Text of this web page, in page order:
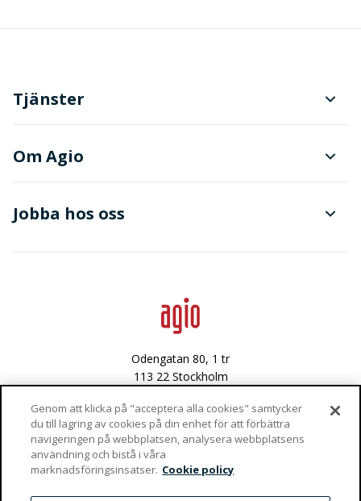
Tjänster
Planering och produktionsstyrning
Om Agio
Finanser
Data & integritet
Jobba hos oss
Odengatan 80, 1 tr
113 22 Stockholm
Västra Varvsgatan 3
972 36 Luleå
Vaktgatan 4
981 47 Kiruna
Genom att klicka på "acceptera alla cookies" samtycker
du till lagring av cookies på din enhet för att förbättra
navigeringen på webbplatsen, analysera webbplatsens
användning och bistå i våra
marknadsföringsinsatser. Cookie policy